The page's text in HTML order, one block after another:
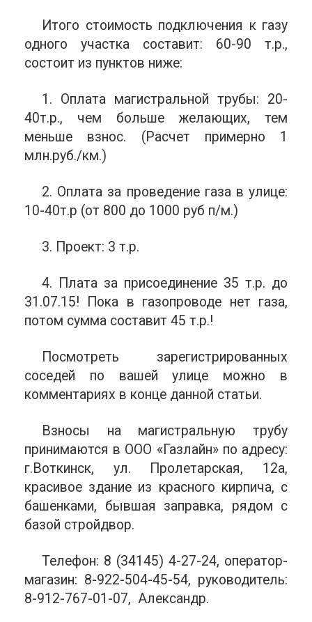
Итого стоимость подключения к газу
одного участка составит: 60-90 т.р.,
состоит из пунктов ниже:
1. Оплата магистральной трубы: 20-
40т.р., чем больше желающих, тем
меньше взнос. (Расчет примерно 1
млн.руб./км.)
2. Оплата за проведение газа в улице:
10-40т.р (от 800 до 1000 руб п/м.)
3. Проект: 3 т.р.
4. Плата за присоединение 35 т.р. до
31.07.15! Пока в газопроводе нет газа,
потом сумма составит 45 т.р.!
Посмотреть зарегистрированных
соседей по вашей улице можно в
комментариях в конце данной статьи.
Взносы на магистральную трубу
принимаются в ООО «Газлайн» по адресу:
г.Воткинск, ул. Пролетарская, 12а,
красивое здание из красного кирпича, с
башенками, бывшая заправка, рядом с
базой стройдвор.
Телефон: 8 (34145) 4-27-24, оператор-
магазин: 8-922-504-45-54, руководитель:
8-912-767-01-07, Александр.